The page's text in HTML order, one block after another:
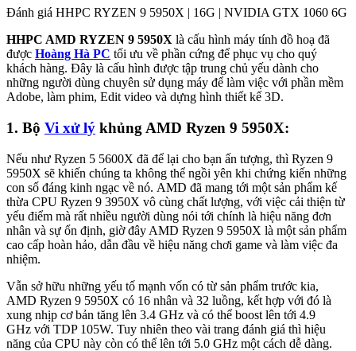
Đánh giá HHPC RYZEN 9 5950X | 16G | NVIDIA GTX 1060 6G
HHPC AMD RYZEN 9 5950X là cấu hình máy tính đồ hoạ đã
được Hoàng Hà PC tối ưu về phần cứng để phục vụ cho quý
khách hàng. Đây là cấu hình được tập trung chủ yếu dành cho
những người dùng chuyên sử dụng máy để làm việc với phần mềm
Adobe, làm phim, Edit video và dựng hình thiết kế 3D.
1. Bộ Vi xử lý khủng AMD Ryzen 9 5950X:
Nếu như Ryzen 5 5600X đã để lại cho bạn ấn tượng, thì Ryzen 9
5950X sẽ khiến chúng ta không thể ngồi yên khi chứng kiến những
con số đáng kinh ngạc về nó. AMD đã mang tới một sản phẩm kế
thừa CPU Ryzen 9 3950X vô cùng chất lượng, với việc cải thiện từ
yếu điểm mà rất nhiều người dùng nói tới chính là hiệu năng đơn
nhân và sự ổn định, giờ đây AMD Ryzen 9 5950X là một sản phẩm
cao cấp hoàn hảo, dẫn đầu về hiệu năng chơi game và làm việc đa
nhiệm.
Vẫn sở hữu những yếu tố mạnh vốn có từ sản phẩm trước kia,
AMD Ryzen 9 5950X có 16 nhân và 32 luồng, kết hợp với đó là
xung nhịp cơ bản tăng lên 3.4 GHz và có thể boost lên tới 4.9
GHz với TDP 105W. Tuy nhiên theo vài trang đánh giá thì hiệu
năng của CPU này còn có thể lên tới 5.0 GHz một cách dễ dàng.